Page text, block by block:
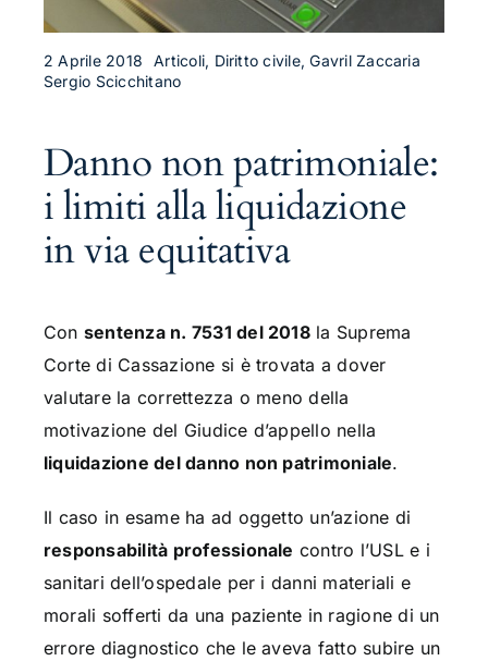
2 Aprile 2018
Articoli, Diritto civile, Gavril Zaccaria
Sergio Scicchitano
Danno non patrimoniale:
i limiti alla liquidazione
in via equitativa
Con sentenza n. 7531 del 2018la Suprema
Corte di Cassazione si è trovata a dover
valutare la correttezza o meno della
motivazione del Giudice d’appello nella
liquidazione del danno non patrimoniale.
Il caso in esame ha ad oggetto un’azione di
responsabilità professionale contro l’USL e i
sanitari dell’ospedale per i danni materiali e
morali sofferti da una paziente in ragione di un
errore diagnostico che le aveva fatto subire un